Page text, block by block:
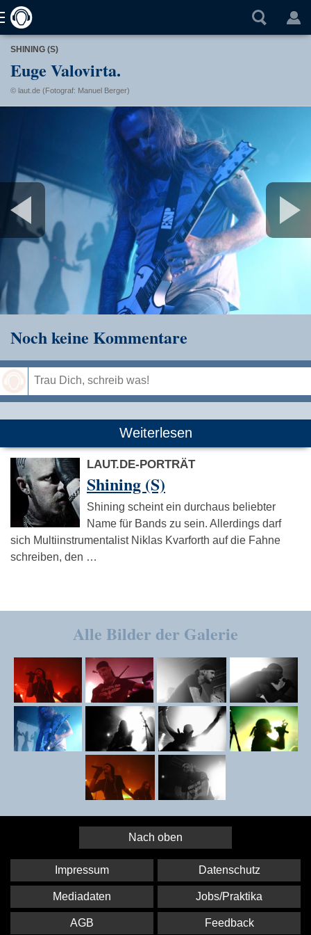
SHINING (S)
Euge Valovirta.
© laut.de (Fotograf: Manuel Berger)
Noch keine Kommentare
Weiterlesen
LAUT.DE-PORTRÄT
Shining (S)
Shining scheint ein durchaus beliebter
Name für Bands zu sein. Allerdings darf
sich Multiinstrumentalist Niklas Kvarforth auf die Fahne
schreiben, den …
Alle Bilder der Galerie
Nach oben
Impressum Datenschutz
Mediadaten Jobs/Praktika
AGB Feedback